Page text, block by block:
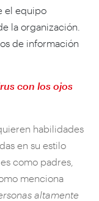
el equipo
la organización.
de información
con los ojos
habilidades
en su estilo
como padres,
menciona
altamente